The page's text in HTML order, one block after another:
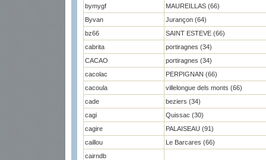
bymygf
MAUREILLAS (66)
Byvan
Jurançon (64)
bz66
SAINT ESTEVE (66)
cabrita
portiragnes (34)
CACAO
portiragnes (34)
cacolac
PERPIGNAN (66)
cacoula
villelongue dels monts (66)
cade
beziers (34)
cagi
Quissac (30)
cagire
PALAISEAU (91)
caillou
Le Barcares (66)
cairndb